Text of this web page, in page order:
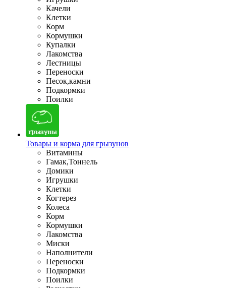
Качели
Клетки
Корм
Кормушки
Купалки
Лакомства
Лестницы
Переноски
Песок,камни
Подкормки
Поилки
Товары и корма для грызунов
Витамины
Гамак,Тоннель
Домики
Игрушки
Клетки
Когтерез
Колеса
Корм
Кормушки
Лакомства
Миски
Наполнители
Переноски
Подкормки
Поилки